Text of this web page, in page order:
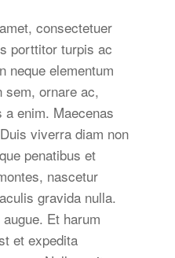
consectetuer
porttitor turpis ac
neque elementum
sem, ornare ac,
enim. Maecenas
viverra diam non
penatibus et
nascetur
gravida nulla.
Et harum
et expedita